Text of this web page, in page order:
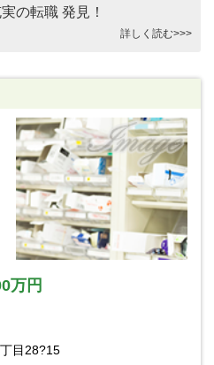
の転職 発見！
詳しく読む>>>
万円
目28?15